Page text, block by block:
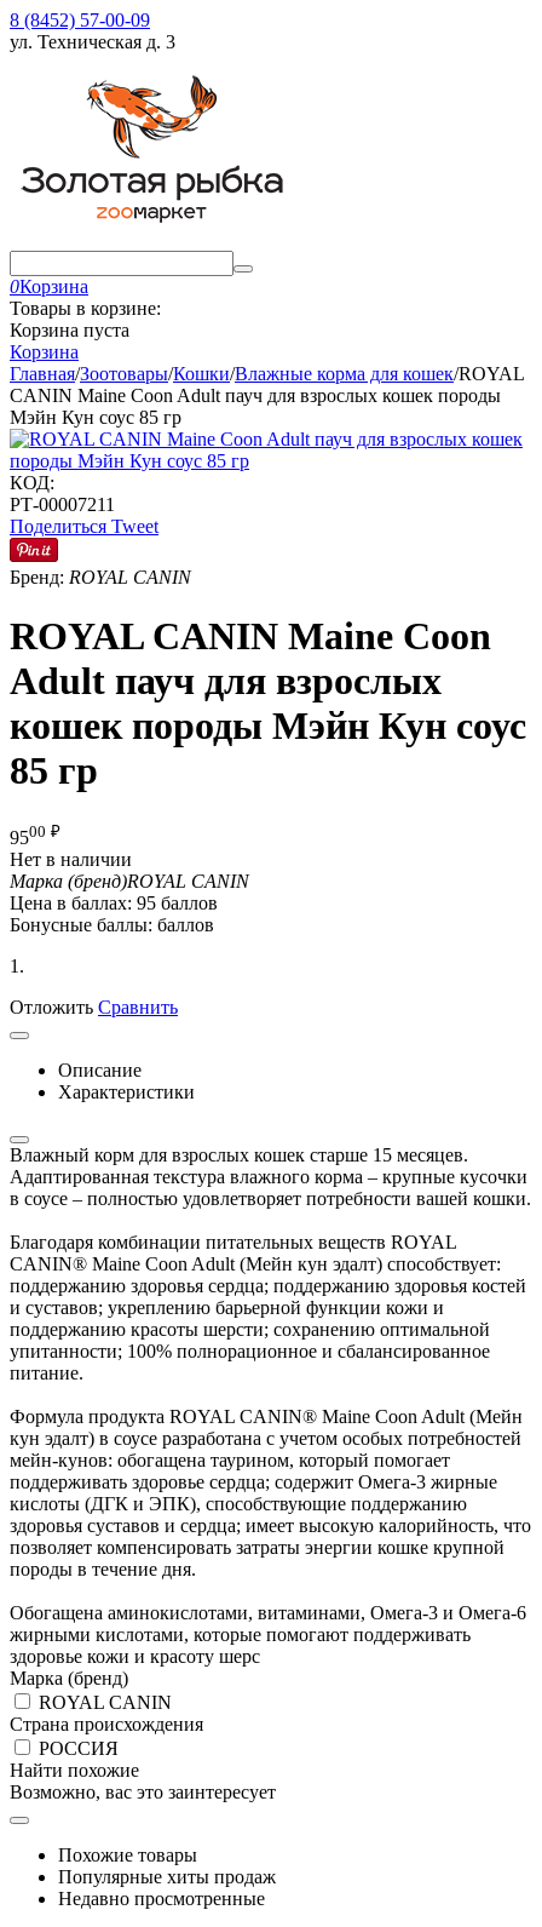
8 (8452) 57-00-09
ул. Техническая д. 3
0Корзина
Товары в корзине:
Корзина пуста
Корзина
Главная/Зоотовары/Кошки/Влажные корма для кошек/ROYAL
CANIN Maine Coon Adult пауч для взрослых кошек породы
Мэйн Кун соус 85 гр
КОД:
РТ-00007211
Поделиться Tweet
Бренд: ROYAL CANIN
ROYAL CANIN Maine Coon
Adult пауч для взрослых
кошек породы Мэйн Кун соус
85 гр
9500 ₽
Нет в наличии
Марка (бренд)ROYAL CANIN
Цена в баллах: 95 баллов
Бонусные баллы: баллов
1.
Отложить Сравнить
Описание
Характеристики
Влажный корм для взрослых кошек старше 15 месяцев.
Адаптированная текстура влажного корма – крупные кусочки
в соусе – полностью удовлетворяет потребности вашей кошки.
Благодаря комбинации питательных веществ ROYAL
CANIN® Maine Coon Adult (Мейн кун эдалт) способствует:
поддержанию здоровья сердца; поддержанию здоровья костей
и суставов; укреплению барьерной функции кожи и
поддержанию красоты шерсти; сохранению оптимальной
упитанности; 100% полнорационное и сбалансированное
питание.
Формула продукта ROYAL CANIN® Maine Coon Adult (Мейн
кун эдалт) в соусе разработана с учетом особых потребностей
мейн-кунов: обогащена таурином, который помогает
поддерживать здоровье сердца; содержит Омега-3 жирные
кислоты (ДГК и ЭПК), способствующие поддержанию
здоровья суставов и сердца; имеет высокую калорийность, что
позволяет компенсировать затраты энергии кошке крупной
породы в течение дня.
Обогащена аминокислотами, витаминами, Омега-3 и Омега-6
жирными кислотами, которые помогают поддерживать
здоровье кожи и красоту шерс
Марка (бренд)
ROYAL CANIN
Страна происхождения
РОССИЯ
Найти похожие
Возможно, вас это заинтересует
Похожие товары
Популярные хиты продаж
Недавно просмотренные